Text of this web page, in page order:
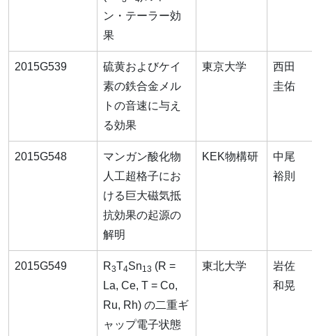
ン・テーラー効
果
2015G539
硫黄およびケイ
素の鉄合金メル
トの音速に与え
る効果
東京大学
西田
圭佑
2015G548
マンガン酸化物
人工超格子にお
ける巨大磁気抵
抗効果の起源の
解明
KEK物構研
中尾
裕則
2015G549 R3T4Sn13 (R =
La, Ce, T = Co,
Ru, Rh) の二重ギ
ャップ電子状態
東北大学
岩佐
和晃